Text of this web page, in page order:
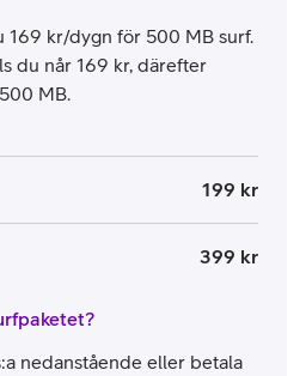
169 kr/dygn för 500 MB surf.
du når 169 kr, därefter
MB.
199 kr
399 kr
nedanstående eller betala